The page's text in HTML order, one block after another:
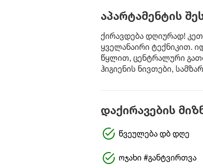
აპარტამენტის
ქირავდება დღიურად!
ყველანაირი ტექნიკით.
წყლით, ცენტრალური
ჰიგიენის ნივთები,
დაქირავების
წვეულება დბ დღე
ოჯახი #განტვირთვა